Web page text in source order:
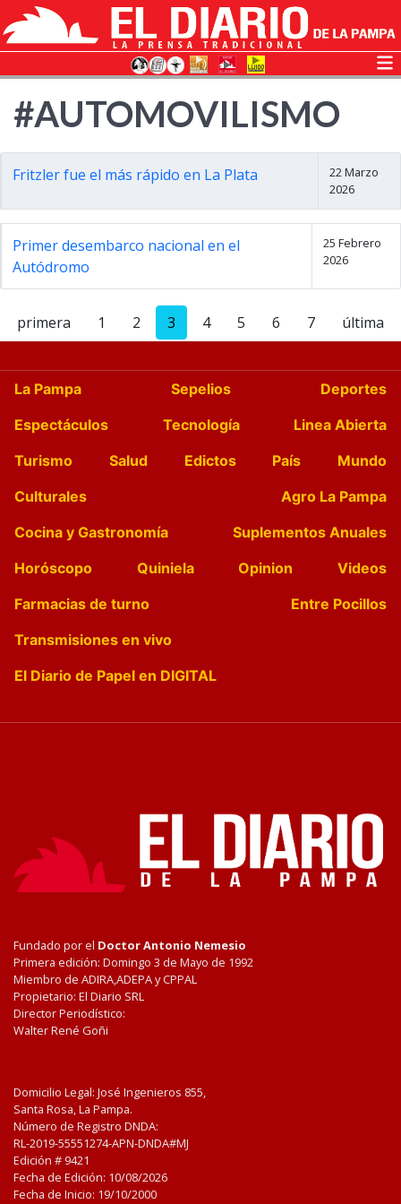
#AUTOMOVILISMO
Fritzler fue el más rápido en La Plata
22 Marzo
2026
Primer desembarco nacional en el
Autódromo
25 Febrero
2026
primera 1 2 3 4 5 6 7 última
La Pampa Sepelios
Deportes
Espectáculos
Tecnología
Linea Abierta
Turismo
Salud Edictos País
Mundo
Culturales
Agro La Pampa
Cocina y Gastronomía
Suplementos Anuales
Horóscopo
Quiniela Opinion
Videos
Farmacias de turno
Entre Pocillos
Transmisiones en vivo
El Diario de Papel en DIGITAL
Fundado por el Doctor Antonio Nemesio
Primera edición: Domingo 3 de Mayo de 1992
Miembro de ADIRA,ADEPA y CPPAL
Propietario: El Diario SRL
Director Periodístico:
Walter René Goñi
Domicilio Legal: José Ingenieros 855,
Santa Rosa, La Pampa.
Número de Registro DNDA:
RL-2019-55551274-APN-DNDA#MJ
Edición # 9421
Fecha de Edición: 10/08/2026
Fecha de Inicio: 19/10/2000